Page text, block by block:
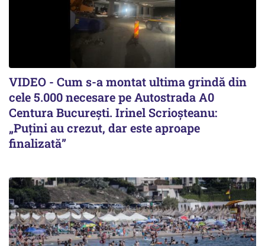
VIDEO - Cum s-a montat ultima grindă din
cele 5.000 necesare pe Autostrada A0
Centura București. Irinel Scrioșteanu:
„Puțini au crezut, dar este aproape
finalizată”